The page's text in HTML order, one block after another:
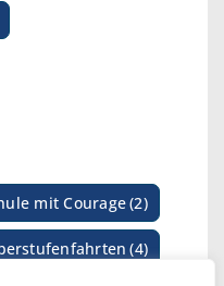
mit Courage(2)
(4)